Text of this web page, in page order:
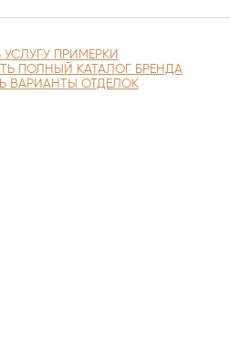
Home в Астанае.
УСЛУГУ ПРИМЕРКИ
ПОЛНЫЙ КАТАЛОГ БРЕНДА
ВАРИАНТЫ ОТДЕЛОК